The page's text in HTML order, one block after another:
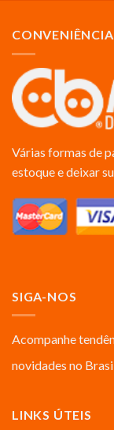
CONVENIÊNCIA
Várias formas de
estoque e deixar
SIGA-NOS
Acompanhe
novidades no
LINKS ÚTEIS